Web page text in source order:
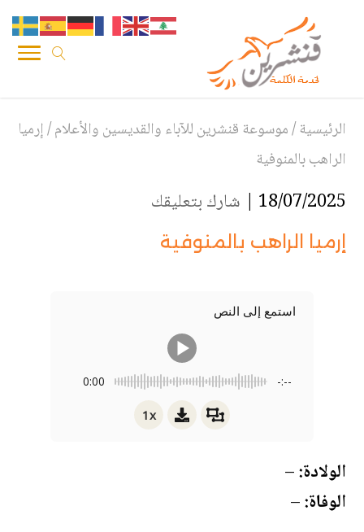
الرئيسية/موسوعة قنشرين للآباء والقديسين والأعلام/إرميا
الراهب بالمنوفية
18/07/2025 | شارك بتعليقك
إرميا الراهب بالمنوفية
استمع إلى النص
0:00 -:--
1x
الولادة:–
الوفاة:–